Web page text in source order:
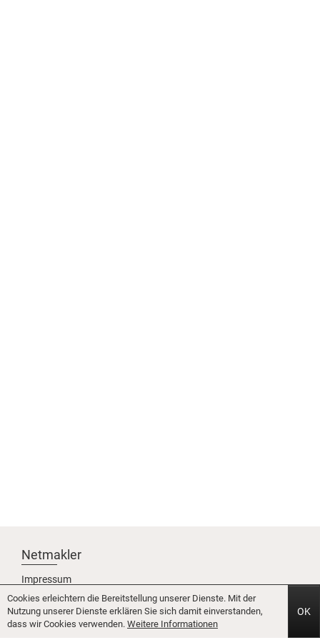
Netmakler
Impressum
Datenschutz
Karriere
Partner werden
Cookies erleichtern die Bereitstellung unserer Dienste. Mit der
Nutzung unserer Dienste erklären Sie sich damit einverstanden,
dass wir Cookies verwenden. Weitere Informationen
OK